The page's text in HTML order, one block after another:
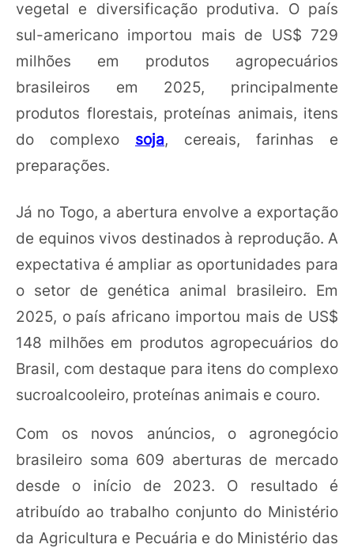
vegetal e diversificação produtiva. O país
sul-americano importou mais de US$ 729
milhões em produtos agropecuários
brasileiros em 2025, principalmente
produtos florestais, proteínas animais, itens
do complexo soja, cereais, farinhas e
preparações.
Já no Togo, a abertura envolve a exportação
de equinos vivos destinados à reprodução. A
expectativa é ampliar as oportunidades para
o setor de genética animal brasileiro. Em
2025, o país africano importou mais de US$
148 milhões em produtos agropecuários do
Brasil, com destaque para itens do complexo
sucroalcooleiro, proteínas animais e couro.
Com os novos anúncios, o agronegócio
brasileiro soma 609 aberturas de mercado
desde o início de 2023. O resultado é
atribuído ao trabalho conjunto do Ministério
da Agricultura e Pecuária e do Ministério das